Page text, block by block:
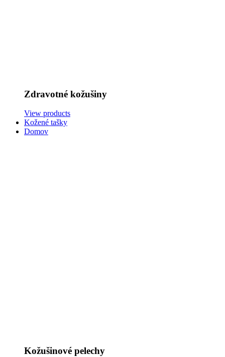
Zdravotné kožušiny
View products
Kožené tašky
Domov
Kožušinové pelechy